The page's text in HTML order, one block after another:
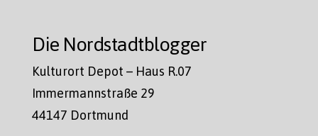
Die Nordstadtblogger
Kulturort Depot – Haus R.07
Immermannstraße 29
44147 Dortmund